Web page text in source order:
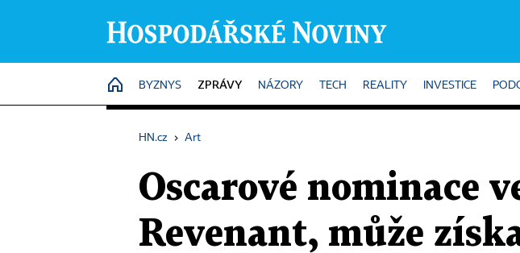
HOME
BYZNYS ZPRÁVY NÁZORY TECH REALITY INVESTICE
HN.cz › Art
Oscarové nominace
Revenant, může